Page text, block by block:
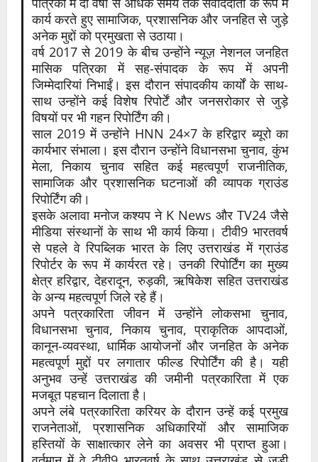
कार्य करते हुए सामाजिक, प्रशासनिक और जनहित से जुड़े
अनेक मुद्दों को प्रमुखता से उठाया।
वर्ष 2017 से 2019 के बीच उन्होंने न्यूज़ नेशनल जनहित
मासिक पत्रिका में सह-संपादक के रूप में अपनी
जिम्मेदारियां निभाईं। इस दौरान संपादकीय कार्यों के साथ-
साथ उन्होंने कई विशेष रिपोर्टें और जनसरोकार से जुड़े
विषयों पर भी गहन रिपोर्टिंग की।
साल 2019 में उन्होंने HNN 24×7 के हरिद्वार ब्यूरो का
कार्यभार संभाला। इस दौरान उन्होंने विधानसभा चुनाव, कुंभ
मेला, निकाय चुनाव सहित कई महत्वपूर्ण राजनीतिक,
सामाजिक और प्रशासनिक घटनाओं की व्यापक ग्राउंड
रिपोर्टिंग की।
इसके अलावा मनोज कश्यप ने K News और TV24 जैसे
मीडिया संस्थानों के साथ भी कार्य किया। टीवी9 भारतवर्ष
से पहले वे रिपब्लिक भारत के लिए उत्तराखंड में ग्राउंड
रिपोर्टर के रूप में कार्यरत रहे। उनकी रिपोर्टिंग का मुख्य
क्षेत्र हरिद्वार, देहरादून, रुड़की, ऋषिकेश सहित उत्तराखंड
के अन्य महत्वपूर्ण जिले रहे हैं।
अपने पत्रकारिता जीवन में उन्होंने लोकसभा चुनाव,
विधानसभा चुनाव, निकाय चुनाव, प्राकृतिक आपदाओं,
कानून-व्यवस्था, धार्मिक आयोजनों और जनहित के अनेक
महत्वपूर्ण मुद्दों पर लगातार फील्ड रिपोर्टिंग की है। यही
अनुभव उन्हें उत्तराखंड की जमीनी पत्रकारिता में एक
मजबूत पहचान दिलाता है।
अपने लंबे पत्रकारिता करियर के दौरान उन्हें कई प्रमुख
राजनेताओं, प्रशासनिक अधिकारियों और सामाजिक
हस्तियों के साक्षात्कार लेने का अवसर भी प्राप्त हुआ।